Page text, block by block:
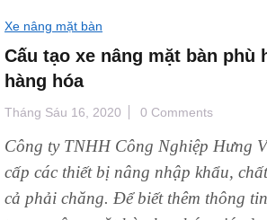
Xe nâng mặt bàn
Cấu tạo xe nâng mặt bàn phù
hàng hóa
Tháng Sáu 16, 2020 0 Comments
Công ty TNHH Công Nghiệp Hưng
cấp các thiết bị nâng nhập khẩu,
cả phải chăng. Để biết thêm thông